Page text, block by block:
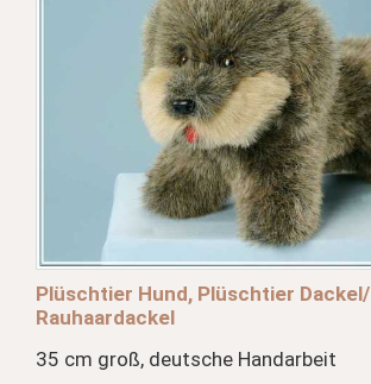
Plüschtier Hund, Plüschtier Dackel/
Rauhaardackel
35 cm groß, deutsche Handarbeit